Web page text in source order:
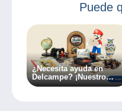
Puede
¿Necesita ayuda en
Delcampe? ¡Nuestro
servicio de atención al